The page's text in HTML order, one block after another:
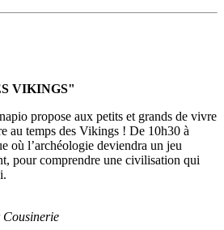
VIKINGS"
propose aux petits et grands de vivre
au temps des Vikings ! De 10h30 à
où l’archéologie deviendra un jeu
pour comprendre une civilisation qui